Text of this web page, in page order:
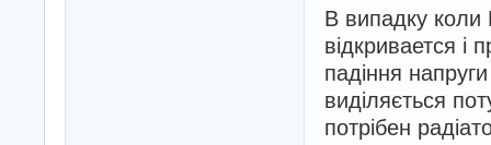
В випадку
відкривается
падіння
виділяється
потрібен